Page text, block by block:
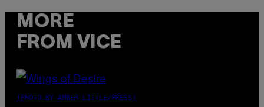
MORE
FROM VICE
(PHOTO BY AMBER LITTLE/PRESS)